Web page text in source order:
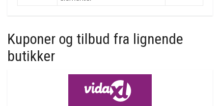
Kuponer og tilbud fra lignende
butikker